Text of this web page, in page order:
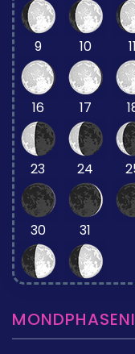
9 10 11
16
17
23 24
30 31